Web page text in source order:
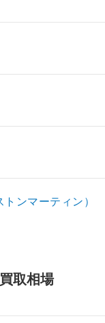
トンマーティン ）
取相場